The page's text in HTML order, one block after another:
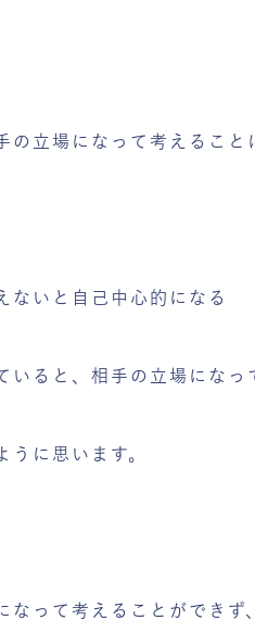
の立場になって考えること
いと自己中心的になる
いると、相手の立場になっ
うに思います。
なって考えることができず